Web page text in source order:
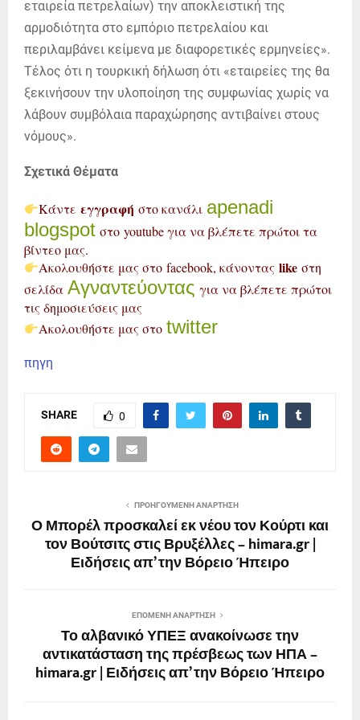
εταιρεία πετρελαίων) την αποκλειστική της
αρμοδιότητα στο εμπόριο πετρελαίου και
περιλαμβάνει κείμενα με διαφορετικές ερμηνείες».
Τέλος ότι η τουρκική δήλωση ότι «εταιρείες της θα
ξεκινήσουν την υλοποίηση της συμφωνίας χωρίς να
λάβουν συμβόλαια παραχώρησης αντιβαίνει στους
νόμους».
Σχετικά Θέματα
Κάντεεγγραφήστο κανάλι apenadi
blogspot στο youtube για να βλέπετε πρώτοι τα
βίντεο μας.
Ακολουθήστε μας στο facebook, κάνονταςlike στη
σελίδα Αγναντεύοντας για να βλέπετε πρώτοι
τις δημοσιεύσεις μας
Ακολουθήστε μας στοtwitter
πηγη
SHARE 0
ΠΡΟΗΓΟΎΜΕΝΗ ΑΝΆΡΤΗΣΗ
Ο Μπορέλ προσκαλεί εκ νέου τον Κούρτι και
τον Βούτσιτς στις Βρυξέλλες – himara.gr |
Ειδήσεις απ’ την Βόρειο Ήπειρο
ΕΠΌΜΕΝΗ ΑΝΆΡΤΗΣΗ
Το αλβανικό ΥΠΕΞ ανακοίνωσε την
αντικατάσταση της πρέσβεως των ΗΠΑ –
himara.gr | Ειδήσεις απ’ την Βόρειο Ήπειρο